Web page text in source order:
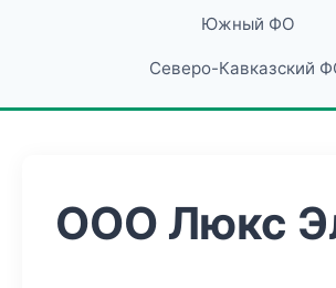
Южный ФО
Северо-Кавказский
ООО Люкс